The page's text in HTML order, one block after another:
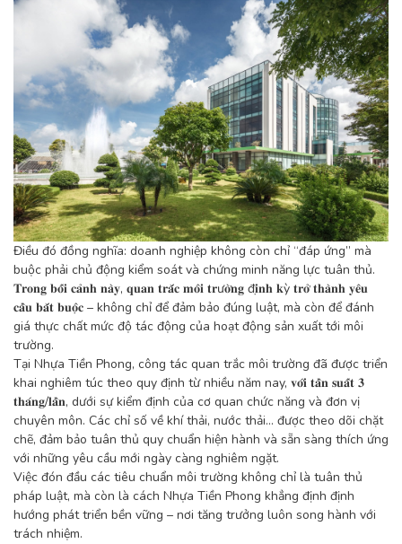
Điều đó đồng nghĩa: doanh nghiệp không còn chỉ “đáp ứng” mà
buộc phải chủ động kiểm soát và chứng minh năng lực tuân thủ.
𝐓𝐫𝐨𝐧𝐠 𝐛𝐨̂́𝐢 𝐜𝐚̉𝐧𝐡 𝐧𝐚̀𝐲, 𝐪𝐮𝐚𝐧 𝐭𝐫𝐚̆́𝐜 𝐦𝐨̂𝐢 𝐭𝐫ư𝐨̛̀𝐧𝐠 đ𝐢̣𝐧𝐡 𝐤ỳ 𝐭𝐫𝐨̛̉ 𝐭𝐡𝐚̀𝐧𝐡 𝐲𝐞̂𝐮
𝐜𝐚̂̀𝐮 𝐛𝐚̆́𝐭 𝐛𝐮𝐨̣̂𝐜 – không chỉ để đảm bảo đúng luật, mà còn để đánh
giá thực chất mức độ tác động của hoạt động sản xuất tới môi
trường.
Tại Nhựa Tiền Phong, công tác quan trắc môi trường đã được triển
khai nghiêm túc theo quy định từ nhiều năm nay, 𝐯𝐨̛́𝐢 𝐭𝐚̂̀𝐧 𝐬𝐮𝐚̂́𝐭 𝟑
𝐭𝐡𝐚́𝐧𝐠/𝐥𝐚̂̀𝐧, dưới sự kiểm định của cơ quan chức năng và đơn vị
chuyên môn. Các chỉ số về khí thải, nước thải… được theo dõi chặt
chẽ, đảm bảo tuân thủ quy chuẩn hiện hành và sẵn sàng thích ứng
với những yêu cầu mới ngày càng nghiêm ngặt.
Việc đón đầu các tiêu chuẩn môi trường không chỉ là tuân thủ
pháp luật, mà còn là cách Nhựa Tiền Phong khẳng định định
hướng phát triển bền vững – nơi tăng trưởng luôn song hành với
trách nhiệm.